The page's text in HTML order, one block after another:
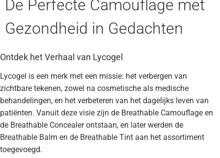
De Perfecte Camouflage met
Gezondheid in Gedachten
Ontdek het Verhaal van Lycogel
Lycogel is een merk met een missie: het verbergen van
zichtbare tekenen, zowel na cosmetische als medische
behandelingen, en het verbeteren van het dagelijks leven van
patiënten. Vanuit deze visie zijn de Breathable Camouflage en
de Breathable Concealer ontstaan, en later werden de
Breathable Balm en de Breathable Tint aan het assortiment
toegevoegd.